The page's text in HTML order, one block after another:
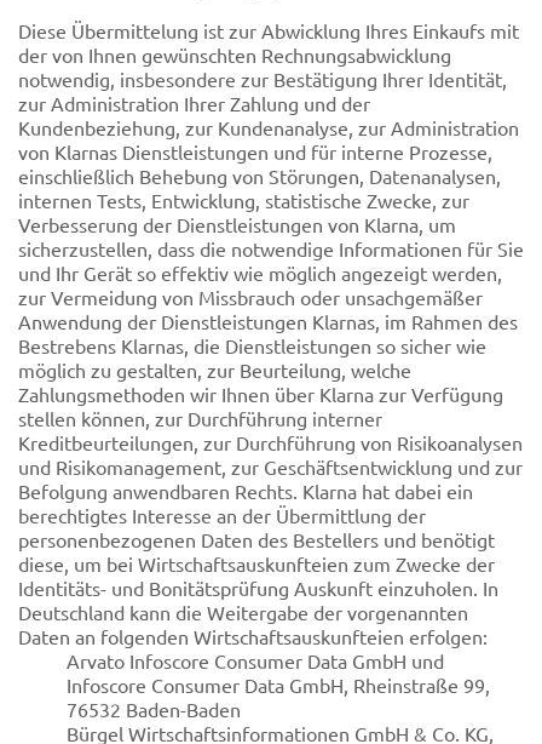
Diese Übermittelung ist zur Abwicklung Ihres Einkaufs mit
der von Ihnen gewünschten Rechnungsabwicklung
notwendig, insbesondere zur Bestätigung Ihrer Identität,
zur Administration Ihrer Zahlung und der
Kundenbeziehung, zur Kundenanalyse, zur Administration
von Klarnas Dienstleistungen und für interne Prozesse,
einschließlich Behebung von Störungen, Datenanalysen,
internen Tests, Entwicklung, statistische Zwecke, zur
Verbesserung der Dienstleistungen von Klarna, um
sicherzustellen, dass die notwendige Informationen für Sie
und Ihr Gerät so effektiv wie möglich angezeigt werden,
zur Vermeidung von Missbrauch oder unsachgemäßer
Anwendung der Dienstleistungen Klarnas, im Rahmen des
Bestrebens Klarnas, die Dienstleistungen so sicher wie
möglich zu gestalten, zur Beurteilung, welche
Zahlungsmethoden wir Ihnen über Klarna zur Verfügung
stellen können, zur Durchführung interner
Kreditbeurteilungen, zur Durchführung von Risikoanalysen
und Risikomanagement, zur Geschäftsentwicklung und zur
Befolgung anwendbaren Rechts. Klarna hat dabei ein
berechtigtes Interesse an der Übermittlung der
personenbezogenen Daten des Bestellers und benötigt
diese, um bei Wirtschaftsauskunfteien zum Zwecke der
Identitäts- und Bonitätsprüfung Auskunft einzuholen. In
Deutschland kann die Weitergabe der vorgenannten
Daten an folgenden Wirtschaftsauskunfteien erfolgen:
Arvato Infoscore Consumer Data GmbH und
Infoscore Consumer Data GmbH, Rheinstraße 99,
76532 Baden-Baden
Bürgel Wirtschaftsinformationen GmbH & Co. KG,